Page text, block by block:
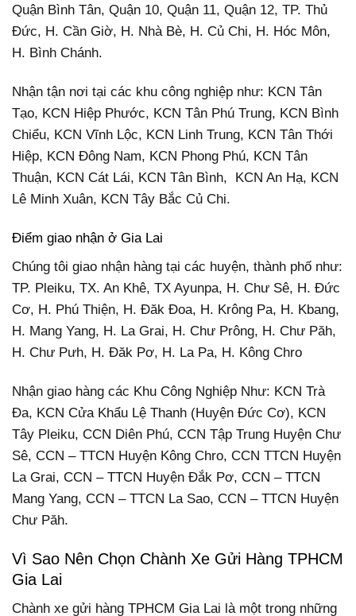
Quận Bình Tân, Quận 10, Quận 11, Quận 12, TP. Thủ
Đức, H. Cần Giờ, H. Nhà Bè, H. Củ Chi, H. Hóc Môn,
H. Bình Chánh.
Nhận tận nơi tại các khu công nghiệp như: KCN Tân
Tạo, KCN Hiệp Phước, KCN Tân Phú Trung, KCN Bình
Chiểu, KCN Vĩnh Lộc, KCN Linh Trung, KCN Tân Thới
Hiệp, KCN Đông Nam, KCN Phong Phú, KCN Tân
Thuận, KCN Cát Lái, KCN Tân Bình, KCN An Hạ, KCN
Lê Minh Xuân, KCN Tây Bắc Củ Chi.
Điểm giao nhận ở Gia Lai
Chúng tôi giao nhận hàng tại các huyện, thành phố như:
TP. Pleiku, TX. An Khê, TX Ayunpa, H. Chư Sê, H. Đức
Cơ, H. Phú Thiện, H. Đăk Đoa, H. Krông Pa, H. Kbang,
H. Mang Yang, H. La Grai, H. Chư Prông, H. Chư Păh,
H. Chư Pưh, H. Đăk Pơ, H. La Pa, H. Kông Chro
Nhận giao hàng các Khu Công Nghiệp Như: KCN Trà
Đa, KCN Cửa Khẩu Lệ Thanh (Huyện Đức Cơ), KCN
Tây Pleiku, CCN Diên Phú, CCN Tập Trung Huyện Chư
Sê, CCN – TTCN Huyện Kông Chro, CCN TTCN Huyện
La Grai, CCN – TTCN Huyện Đắk Pơ, CCN – TTCN
Mang Yang, CCN – TTCN La Sao, CCN – TTCN Huyện
Chư Păh.
Vì Sao Nên Chọn Chành Xe Gửi Hàng TPHCM
Gia Lai
Chành xe gửi hàng TPHCM Gia Lai là một trong những